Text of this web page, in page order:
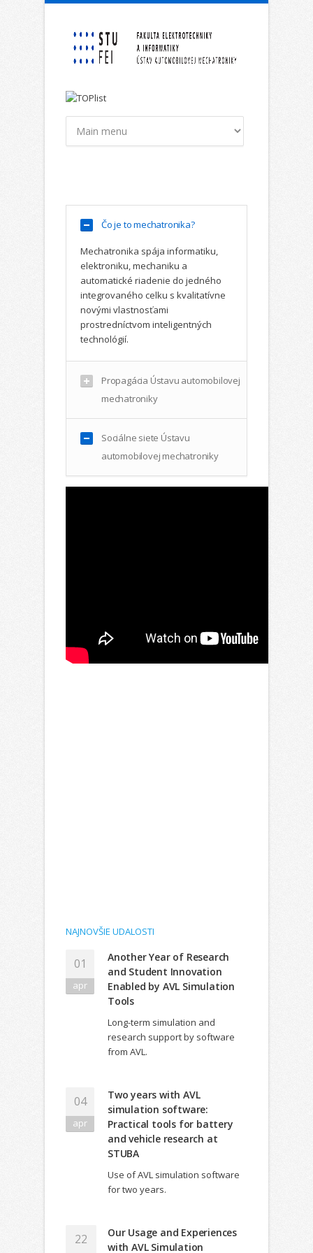
Skočiť na hlavný obsah
Čo je to mechatronika?
Mechatronika spája informatiku,
elektroniku, mechaniku a
automatické riadenie do jedného
integrovaného celku s kvalitatívne
novými vlastnosťami
prostredníctvom inteligentných
technológií.
Propagácia Ústavu automobilovej
mechatroniky
Sociálne siete Ústavu
automobilovej mechatroniky
NAJNOVŠIE UDALOSTI
01
apr
Another Year of Research
and Student Innovation
Enabled by AVL Simulation
Tools
Long-term simulation and
research support by software
from AVL.
04
apr
Two years with AVL
simulation software:
Practical tools for battery
and vehicle research at
STUBA
Use of AVL simulation software
for two years.
22
Our Usage and Experiences
with AVL Simulation